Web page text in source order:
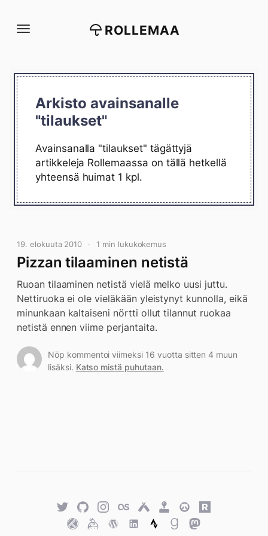
suoraan
ROLLEMAA
Arkisto avainsanalle
"tilaukset"
Avainsanalla "tilaukset" tägättyjä
artikkeleja Rollemaassa on tällä hetkellä
yhteensä huimat 1 kpl.
19. elokuuta 2010 1 min lukukokemus
Pizzan tilaaminen netistä
Ruoan tilaaminen netistä vielä melko uusi juttu.
Nettiruoka ei ole vieläkään yleistynyt kunnolla, eikä
minunkaan kaltaiseni nörtti ollut tilannut ruokaa
netistä ennen viime perjantaita.
Nöp kommentoi viimeksi 16 vuotta sitten 4 muun
lisäksi. Katso mistä puhutaan.
TwitterGitHubTwitterLast.fmUntappd
Retro
Achievements
Overwatch
Rawg.io
TraktKeybaseWordPress
WordPress
StravaGoodreads
Mastodon